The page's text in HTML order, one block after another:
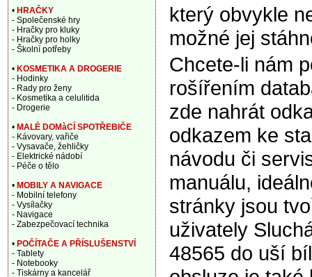
který obvykle
možné jej
Chcete-li nám
rošířením
zde nahrát
odkazem ke
návodu či
manuálu,
stránky jsou
uživately
48565 do uší
• HRAČKY
- Společenské hry
- Hračky pro kluky
- Hračky pro holky
- Školní potřeby
• KOSMETIKA A DROGERIE
- Hodinky
- Rady pro ženy
- Kosmetika a celulitida
- Drogerie
• MALÉ DOMàCÍ SPOTŘEBIČE
- Kávovary, vařiče
- Vysavače, žehličky
- Elektrické nádobí
- Péče o tělo
• MOBILY A NAVIGACE
- Mobilní telefony
- Vysílačky
- Navigace
- Zabezpečovací technika
• POČÍTAČE A PŘÍSLUŠENSTVÍ
- Tablety
- Notebooky
- Tiskárny a kancelář